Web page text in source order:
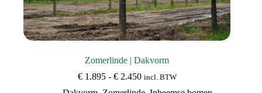
Zomerlinde | Dakvorm
€1.895 - €2.450Prijsklasse:
incl. BTW